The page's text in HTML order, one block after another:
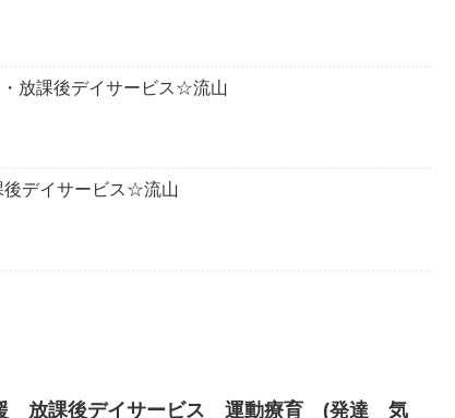
放課後デイサービス☆流山
後デイサービス☆流山
放課後デイサービス 運動療育 (発達 気